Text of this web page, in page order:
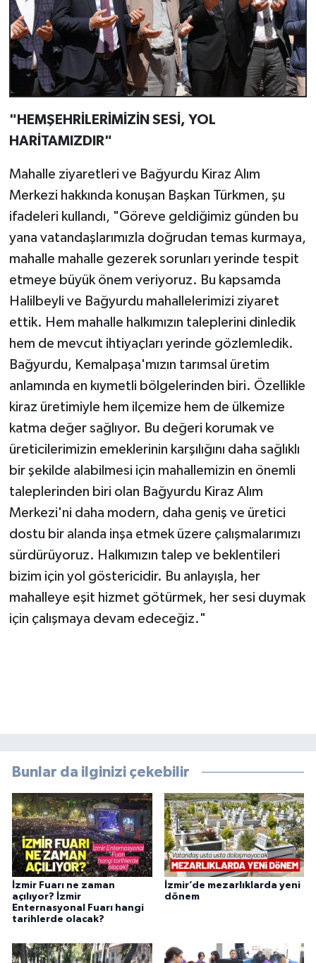
"HEMŞEHRİLERİMİZİN SESİ, YOL
HARİTAMIZDIR"
Mahalle ziyaretleri ve Bağyurdu Kiraz Alım
Merkezi hakkında konuşan Başkan Türkmen, şu
ifadeleri kullandı, "Göreve geldiğimiz günden bu
yana vatandaşlarımızla doğrudan temas kurmaya,
mahalle mahalle gezerek sorunları yerinde tespit
etmeye büyük önem veriyoruz. Bu kapsamda
Halilbeyli ve Bağyurdu mahallelerimizi ziyaret
ettik. Hem mahalle halkımızın taleplerini dinledik
hem de mevcut ihtiyaçları yerinde gözlemledik.
Bağyurdu, Kemalpaşa'mızın tarımsal üretim
anlamında en kıymetli bölgelerinden biri. Özellikle
kiraz üretimiyle hem ilçemize hem de ülkemize
katma değer sağlıyor. Bu değeri korumak ve
üreticilerimizin emeklerinin karşılığını daha sağlıklı
bir şekilde alabilmesi için mahallemizin en önemli
taleplerinden biri olan Bağyurdu Kiraz Alım
Merkezi'ni daha modern, daha geniş ve üretici
dostu bir alanda inşa etmek üzere çalışmalarımızı
sürdürüyoruz. Halkımızın talep ve beklentileri
bizim için yol göstericidir. Bu anlayışla, her
mahalleye eşit hizmet götürmek, her sesi duymak
için çalışmaya devam edeceğiz."
Bunlar da ilginizi çekebilir
İzmir Fuarı ne zaman
açılıyor? İzmir
Enternasyonal Fuarı hangi
tarihlerde olacak?
İzmir’de mezarlıklarda yeni
dönem